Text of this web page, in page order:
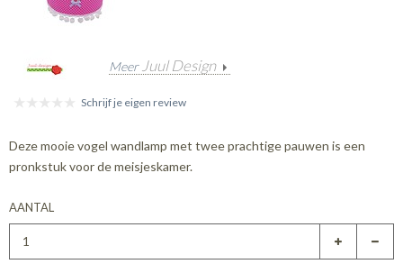
MeerJuul Design
Schrijf je eigen review
Deze mooie vogel wandlamp met twee prachtige pauwen is een
pronkstuk voor de meisjeskamer.
AANTAL